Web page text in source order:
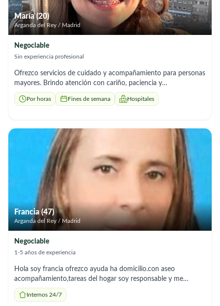
María (20)
Arganda del Rey / Madrid
Negociable
Sin experiencia profesional
Ofrezco servicios de cuidado y acompañamiento para personas
mayores. Brindo atención con cariño, paciencia y
responsabilidad. Puedo ayudar con: * Acompañamiento y
conversación. * Ayuda en las actividades diarias. * Preparación
Si busca una persona de confianza para el cuidado de un ser
querido, estaré encantada de ayudar.
Por horas Fines de semana Hospitales
Francia (47)
Arganda del Rey / Madrid
Negociable
1-5 años de experiencia
Hola soy francia ofrezco ayuda ha domicilio.con aseo
acompañamiento,tareas del hogar soy responsable y me
adapto ha los horarios que necesites
Internos 24/7